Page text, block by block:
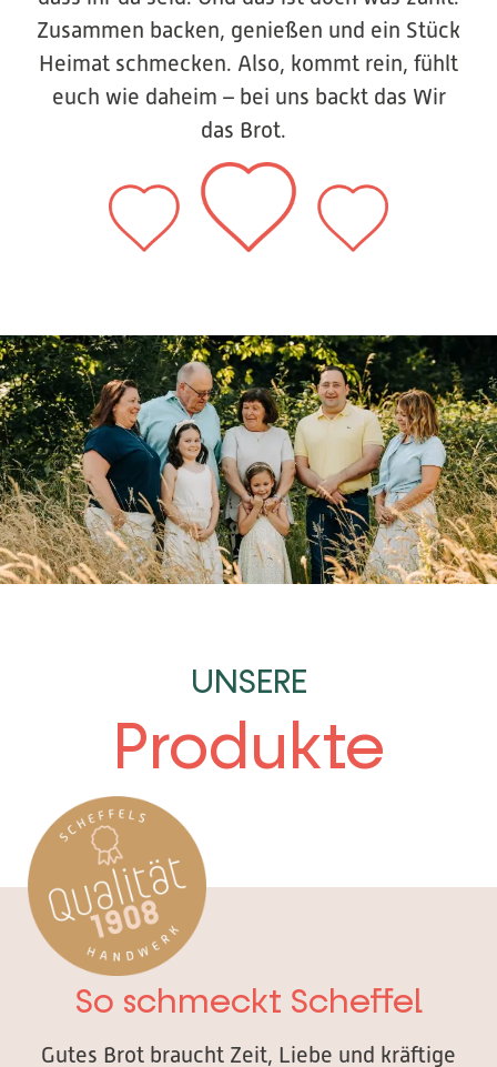
Zusammen backen, genießen und ein Stück
Heimat schmecken. Also, kommt rein, fühlt
euch wie daheim – bei uns backt das Wir
das Brot.
UNSERE
Produkte
So schmeckt Scheffel
Gutes Brot braucht Zeit, Liebe und kräftige